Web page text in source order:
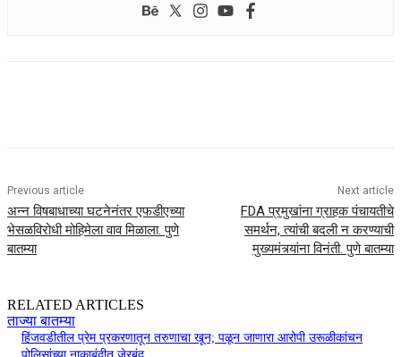
Previous article
अन्न विषबाधाच्या घटनेनंतर एफडीएच्या
भेसळविरोधी मोहिमेला वाव मिळाला. पुणे
बातम्या
Next article
FDA प्रमुखांना ग्राहक पंचायतीचे
समर्थन, त्यांची बदली न करण्याची
मुख्यमंत्र्यांना विनंती. पुणे बातम्या
RELATED ARTICLES
ताज्या बातम्या
हिंजवडीतील प्रेम प्रकरणातून तरुणाचा खून; पळून जाणारा आरोपी उरूळीकांचन